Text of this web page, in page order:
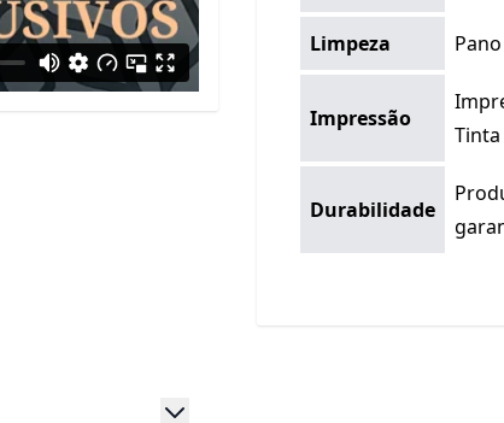
Limpeza
Impressão
Durabilidade